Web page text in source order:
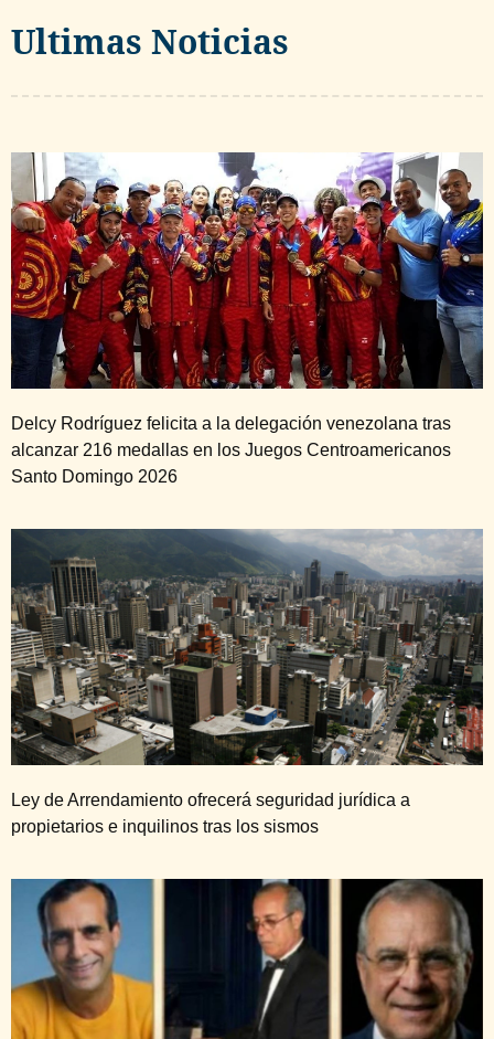
Ultimas Noticias
Delcy Rodríguez felicita a la delegación venezolana tras
alcanzar 216 medallas en los Juegos Centroamericanos
Santo Domingo 2026
Ley de Arrendamiento ofrecerá seguridad jurídica a
propietarios e inquilinos tras los sismos